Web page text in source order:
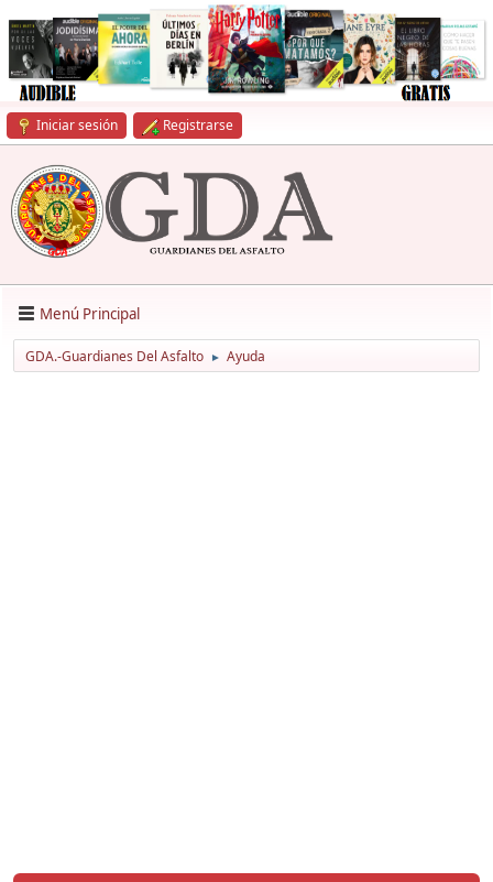
Iniciar sesión Registrarse
Menú Principal
GDA.-Guardianes Del Asfalto ► Ayuda